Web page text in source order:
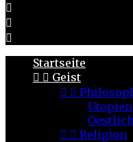



Startseite
  Geist
 
Utopien
  Religion